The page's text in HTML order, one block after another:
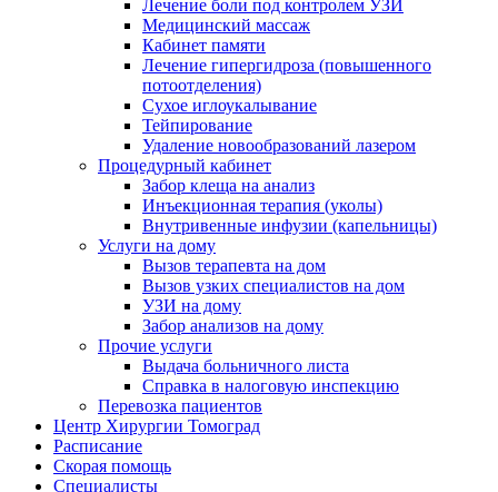
Лечение боли под контролем УЗИ
Медицинский массаж
Кабинет памяти
Лечение гипергидроза (повышенного
потоотделения)
Сухое иглоукалывание
Тейпирование
Удаление новообразований лазером
Процедурный кабинет
Забор клеща на анализ
Инъекционная терапия (уколы)
Внутривенные инфузии (капельницы)
Услуги на дому
Вызов терапевта на дом
Вызов узких специалистов на дом
УЗИ на дому
Забор анализов на дому
Прочие услуги
Выдача больничного листа
Справка в налоговую инспекцию
Перевозка пациентов
Центр Хирургии Томоград
Расписание
Скорая помощь
Специалисты